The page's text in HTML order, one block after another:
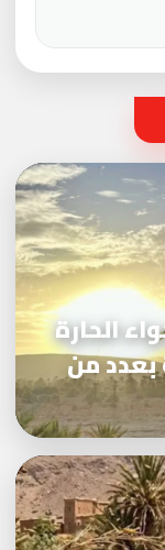
الحارة
بعدد من